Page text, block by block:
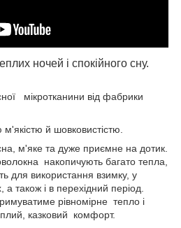
ночей і спокійного сну.
мікротканини від фабрики
й шовковистістю.
м'яке та дуже приємне на дотик.
накопичують багато тепла,
для використання взимку, у
також і в перехідний період.
рівномірне тепло і
казковий комфорт.